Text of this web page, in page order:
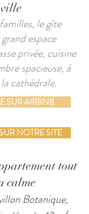
le gîte
espace
privée, cuisine
spacieuse, à
cathédrale.
SUR AIRBNB
NOTRE SITE
tout
calme
Botanique,